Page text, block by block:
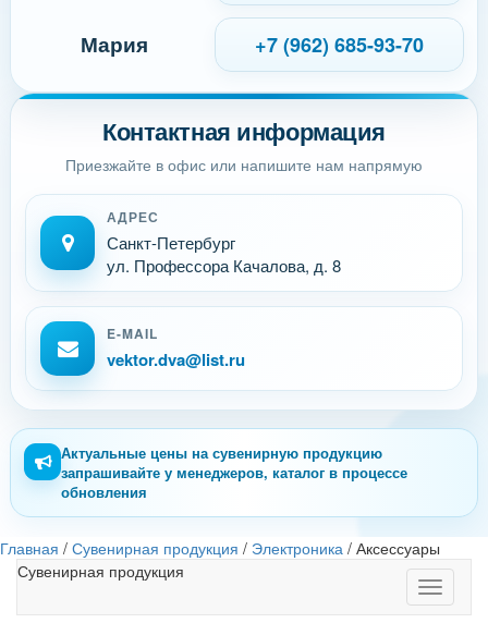
Контактная информация
Приезжайте в офис или напишите нам напрямую
АДРЕС
Санкт-Петербург
ул. Профессора Качалова, д. 8
E-MAIL
vektor.dva@list.ru
Мария +7 (962) 685-93-70
Актуальные цены на сувенирную продукцию
запрашивайте у менеджеров, каталог в процессе
обновления
Главная / Сувенирная продукция / Электроника / Аксессуары
Toggle
Сувенирная продукция